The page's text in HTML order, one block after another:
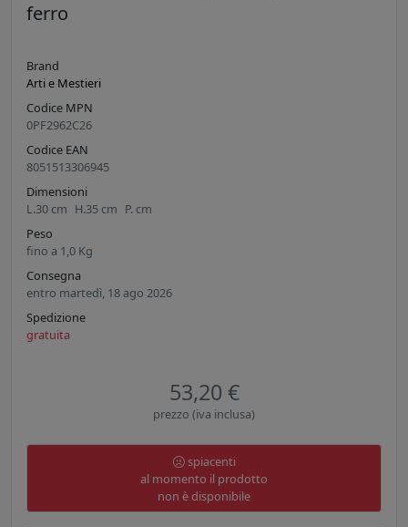
ferro
Brand
Arti e Mestieri
Codice MPN
0PF2962C26
Codice EAN
8051513306945
Dimensioni
L.30 cm H.35 cm P. cm
Peso
fino a 1,0 Kg
Consegna
entro martedì, 18 ago 2026
Spedizione
gratuita
53,20 €
prezzo (iva inclusa)
spiacenti
al momento il prodotto
non è disponibile